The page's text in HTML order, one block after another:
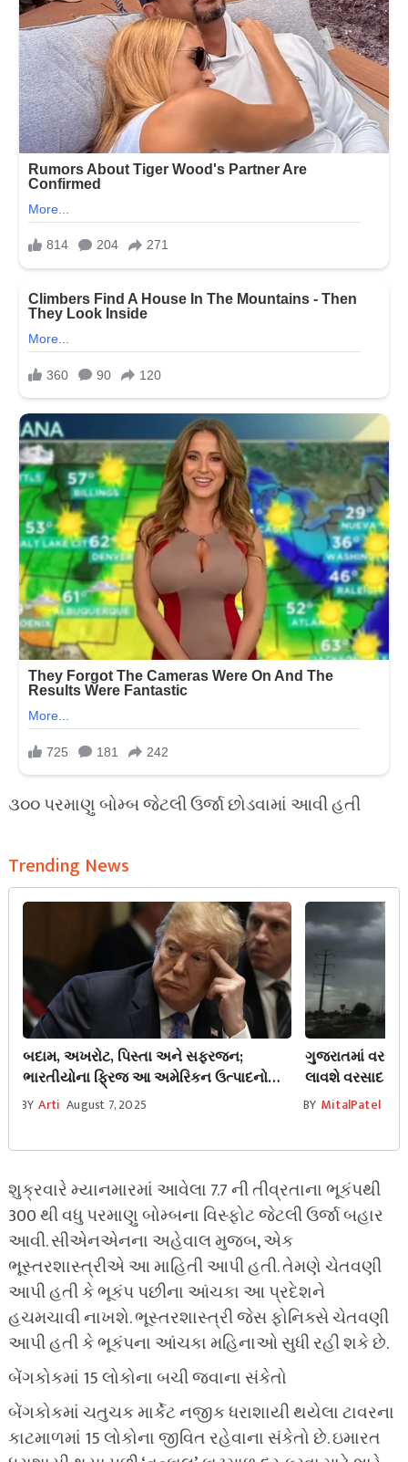
૩૦૦ પરમાણુ બોમ્બ જેટલી ઉર્જા છોડવામાં આવી હતી
Trending News
બદામ, અખરોટ, પિસ્તા અને સફરજન;
ભારતીયોના ફ્રિજ આ અમેરિકન ઉત્પાદનોથી
ભરેલા છે, જાણો ટ્રમ્પના ઘરેથી ભારતમાં શું
BY Arti August 7, 2025
ગુજરાતમાં
લાવશે વરસાદ
BY MitalPatel
શુક્રવારે મ્યાનમારમાં આવેલા 7.7 ની તીવ્રતાના ભૂકંપથી
300 થી વધુ પરમાણુ બોમ્બના વિસ્ફોટ જેટલી ઉર્જા બહાર
આવી. સીએનએનના અહેવાલ મુજબ, એક
ભૂસ્તરશાસ્ત્રીએ આ માહિતી આપી હતી. તેમણે ચેતવણી
આપી હતી કે ભૂકંપ પછીના આંચકા આ પ્રદેશને
હચમચાવી નાખશે. ભૂસ્તરશાસ્ત્રી જેસ ફોનિક્સે ચેતવણી
આપી હતી કે ભૂકંપના આંચકા મહિનાઓ સુધી રહી શકે છે.
બેંગકોકમાં 15 લોકોના બચી જવાના સંકેતો
બેંગકોકમાં ચતુચક માર્કેટ નજીક ધરાશાયી થયેલા ટાવરના
કાટમાળમાં 15 લોકોના જીવિત રહેવાના સંકેતો છે. ઇમારત